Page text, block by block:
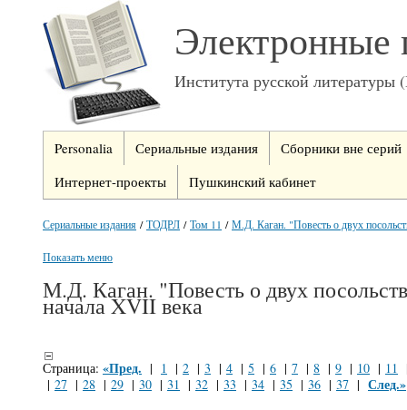
Электронные
Института русской
Personalia Сериальные издания
Сборники вне серий
Интернет-проекты
Пушкинский кабинет
Сериальные издания /ТОДРЛ /Том 11 /М.Д. Каган. "Повесть о двух
Показать меню
М.Д. Каган. "Повесть о двух
начала XVII века
Страница: «Пред. | 1 | 2 | 3 | 4 | 5 | 6 | 7 | 8 | 9 | 10 | 11
| 27 | 28 | 29 | 30 | 31 | 32 | 33 | 34 | 35 | 36 | 37 | След.»